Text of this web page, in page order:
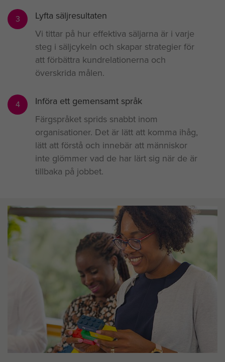
3
Lyfta säljresultaten
Vi tittar på hur effektiva säljarna är i varje
steg i säljcykeln och skapar strategier för
att förbättra kundrelationerna och
överskrida målen.
4
Införa ett gemensamt språk
Färgspråket sprids snabbt inom
organisationer. Det är lätt att komma ihåg,
lätt att förstå och innebär att människor
inte glömmer vad de har lärt sig när de är
tillbaka på jobbet.